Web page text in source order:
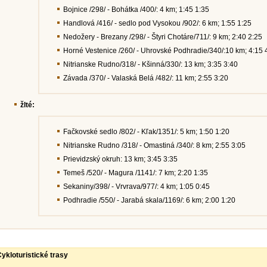
Bojnice /298/ - Bohátka /400/: 4 km; 1:45 1:35
Handlová /416/ - sedlo pod Vysokou /902/: 6 km; 1:55 1:25
Nedožery - Brezany /298/ - Štyri Chotáre/711/: 9 km; 2:40 2:25
Horné Vestenice /260/ - Uhrovské Podhradie/340/:10 km; 4:15
Nitrianske Rudno/318/ - Kšinná/330/: 13 km; 3:35 3:40
Závada /370/ - Valaská Belá /482/: 11 km; 2:55 3:20
žlté:
Fačkovské sedlo /802/ - Kľak/1351/: 5 km; 1:50 1:20
Nitrianske Rudno /318/ - Omastiná /340/: 8 km; 2:55 3:05
Prievidzský okruh: 13 km; 3:45 3:35
Temeš /520/ - Magura /1141/: 7 km; 2:20 1:35
Sekaniny/398/ - Vrvrava/977/: 4 km; 1:05 0:45
Podhradie /550/ - Jarabá skala/1169/: 6 km; 2:00 1:20
trasy